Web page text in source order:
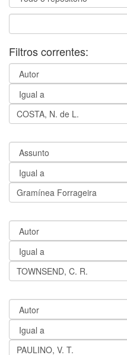
Filtros correntes: